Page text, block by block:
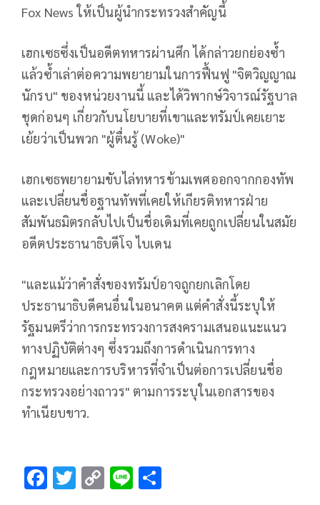
Fox News ให้เป็นผู้นำกระทรวงสำคัญนี้
เฮกเซธซึ่งเป็นอดีตทหารผ่านศึก ได้กล่าวยกย่องซ้ำ
แล้วซ้ำเล่าต่อความพยายามในการฟื้นฟู "จิตวิญญาณ
นักรบ" ของหน่วยงานนี้ และได้วิพากษ์วิจารณ์รัฐบาล
ชุดก่อนๆ เกี่ยวกับนโยบายที่เขาและทรัมป์เคยเยาะ
เย้ยว่าเป็นพวก "ผู้ตื่นรู้ (Woke)"
เฮกเซธพยายามขับไล่ทหารข้ามเพศออกจากกองทัพ
และเปลี่ยนชื่อฐานทัพที่เคยให้เกียรติทหารฝ่าย
สัมพันธมิตรกลับไปเป็นชื่อเดิมที่เคยถูกเปลี่ยนในสมัย
อดีตประธานาธิบดีโจ ไบเดน
"และแม้ว่าคำสั่งของทรัมป์อาจถูกยกเลิกโดย
ประธานาธิบดีคนอื่นในอนาคต แต่คำสั่งนี้ระบุให้
รัฐมนตรีว่าการกระทรวงการสงครามเสนอแนะแนว
ทางปฏิบัติต่างๆ ซึ่งรวมถึงการดำเนินการทาง
กฎหมายและการบริหารที่จำเป็นต่อการเปลี่ยนชื่อ
กระทรวงอย่างถาวร" ตามการระบุในเอกสารของ
ทำเนียบขาว.
F T C Li